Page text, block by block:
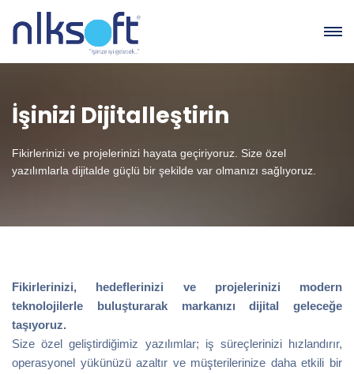
İşinizi Dijitalleştirin
Fikirlerinizi ve projelerinizi hayata geçiriyoruz. Size özel
yazılımlarla dijitalde güçlü bir şekilde var olmanızı sağlıyoruz.
Fikirlerinizi, hedeflerinizi ve projelerinizi modern
teknolojilerle buluşturarak markanızı dijital geleceğe
taşıyoruz.
Size özel geliştirdiğimiz yazılımlar; iş süreçlerinizi hızlandırır,
operasyonel yükünüzü azaltır ve müşterilerinize daha etkili bir